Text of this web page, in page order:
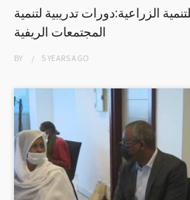
الزراعية:دورات تدريبية لتنمية
المجتمعات الريفية
BY 5 YEARSAGO